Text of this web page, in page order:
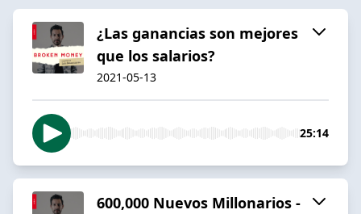
¿Las ganancias son mejores
que los salarios?
2021-05-13
25:14
600,000 Nuevos Millonarios -